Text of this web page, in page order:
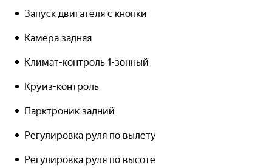
Запуск двигателя с кнопки
Камера задняя
Климат-контроль 1-зонный
Круиз-контроль
Парктроник задний
Регулировка руля по вылету
Регулировка руля по высоте